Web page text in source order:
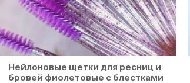
Нейлоновые щетки для ресниц и
бровей фиолетовые с блестками